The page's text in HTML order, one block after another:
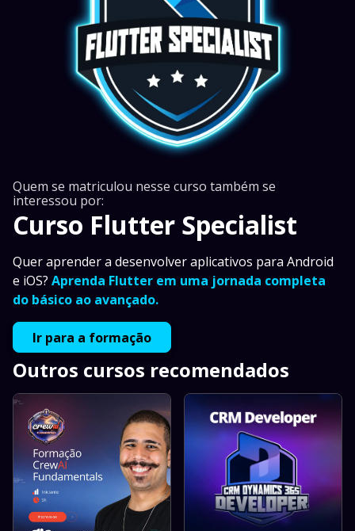
Quem se matriculou nesse curso também se
interessou por:
Curso Flutter Specialist
Quer aprender a desenvolver aplicativos para Android
e iOS? Aprenda Flutter em uma jornada completa
do básico ao avançado.
Ir para a formação
Outros cursos recomendados